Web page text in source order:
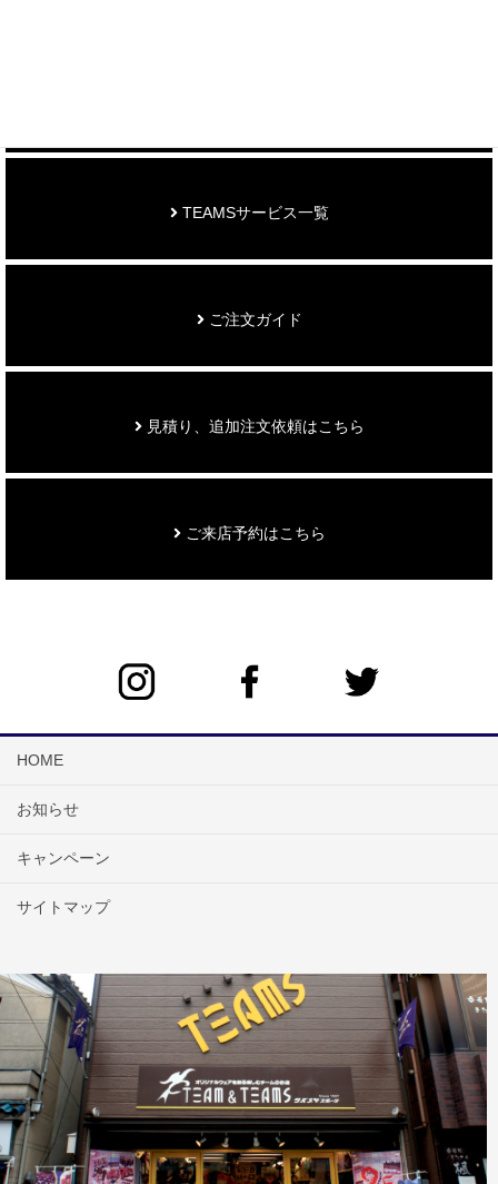
TEAMSサービス一覧
ご注文ガイド
見積り、追加注文依頼はこちら
ご来店予約はこちら
HOME
お知らせ
キャンペーン
サイトマップ